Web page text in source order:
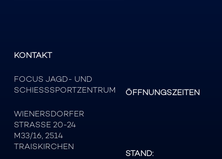
KONTAKT
FOCUS JAGD- UND
SCHIESSSPORTZENTRUM
WIENERSDORFER
STRASSE 20-24
M33/16, 2514
TRAISKIRCHEN
ÖFFNUNGSZEITEN
STAND: